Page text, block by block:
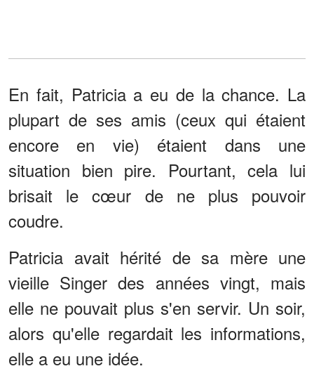
En fait, Patricia a eu de la chance. La
plupart de ses amis (ceux qui étaient
encore en vie) étaient dans une
situation bien pire. Pourtant, cela lui
brisait le cœur de ne plus pouvoir
coudre.
Patricia avait hérité de sa mère une
vieille Singer des années vingt, mais
elle ne pouvait plus s'en servir. Un soir,
alors qu'elle regardait les informations,
elle a eu une idée.